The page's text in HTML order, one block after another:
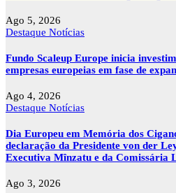
Ago 5, 2026
Destaque Notícias
Fundo Scaleup Europe inicia
empresas europeias em fase de
Ago 4, 2026
Destaque Notícias
Dia Europeu em Memória dos
declaração da Presidente von der
Executiva Mînzatu e da Comissária
Ago 3, 2026